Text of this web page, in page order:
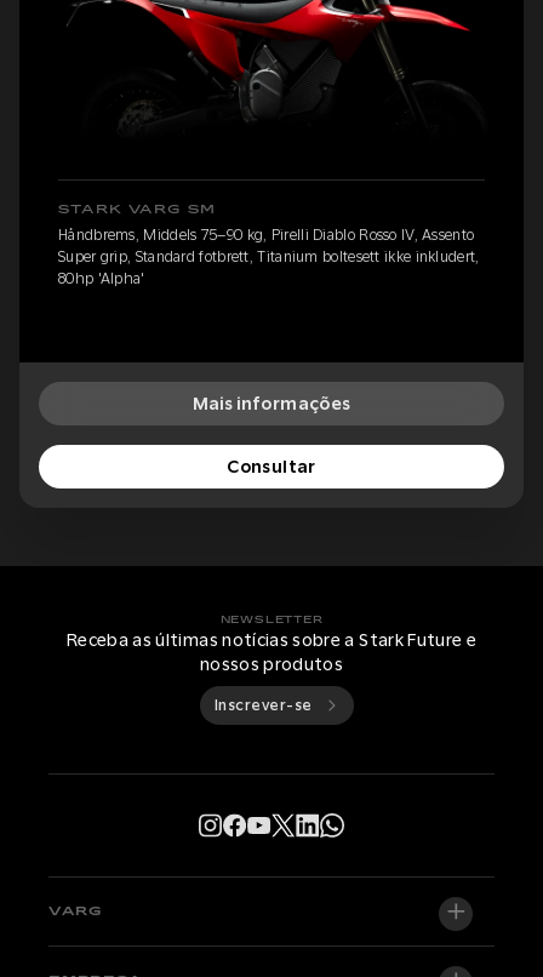
STARK VARG SM
Håndbrems, Middels 75–90 kg, Pirelli Diablo Rosso IV, Assento
Super grip, Standard fotbrett, Titanium boltesett ikke inkludert,
80hp 'Alpha'
Mais informações
Consultar
NEWSLETTER
Receba as últimas notícias sobre a Stark Future e
nossos produtos
Inscrever-se
VARG